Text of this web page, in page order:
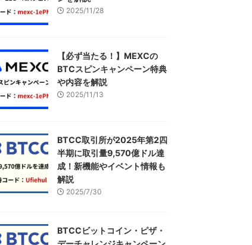
2025/11/28
【必ず当たる！】MEXCの
BTCスピンキャンペーン特典
や内容を解説
2025/11/13
BTCC取引所が2025年第2四
半期に取引量9,570億ドル達
成！新機能やイベント情報も
解説
2025/7/30
BTCCビットコイン・ピザ・